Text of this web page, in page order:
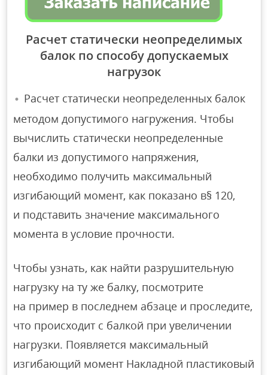
Расчет статически неопределимых
балок по способу допускаемых
нагрузок
Расчет статически неопределенных балок
методом допустимого нагружения. Чтобы
вычислить статически неопределенные
балки из допустимого напряжения,
необходимо получить максимальный
изгибающий момент, как показано в§ 120,
и подставить значение максимального
момента в условие прочности.
Чтобы узнать, как найти разрушительную
нагрузку на ту же балку, посмотрите
на пример в последнем абзаце и проследите,
что происходит с балкой при увеличении
нагрузки. Появляется максимальный
изгибающий момент Накладной пластиковый